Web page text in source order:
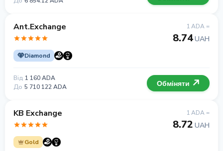
Ant.Exchange
Diamond
1 ADA =
8.74UAH
Від 1 160 ADA
До 5 710 122 ADA Обміняти
KB Exchange
Gold
1 ADA =
8.72 UAH